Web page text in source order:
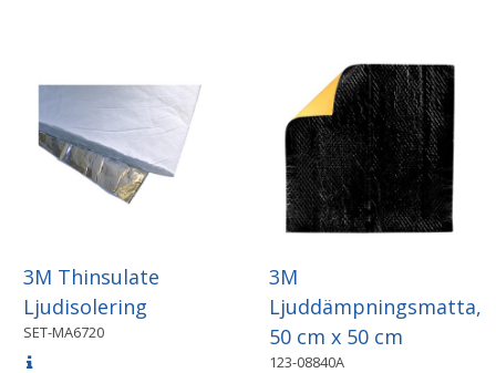
3M Thinsulate
Ljudisolering
SET-MA6720
3M
Ljuddämpningsmatta,
50 cm x 50 cm
123-08840A